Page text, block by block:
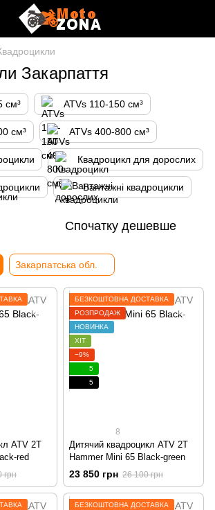
Закарпаття
см³ ATVs 110-150 см³
см³ ATVs 400-800 см³
Квадроцикл для дорослих
Вантажні квадроцикли
Спочатку дешевше
Закарпатська обл.
ATV 2T
red
грн
БЕЗКОШТОВНА ДОСТАВКА
РОЗПРОДАЖ
НОВИНКА
ХІТ
−9%
5
5
8
Дитячий квадроцикл ATV 2T
Hammer Mini 65 Black-green
23 850 грн 26 100 грн
БЕЗКОШТОВНА ДОСТАВКА